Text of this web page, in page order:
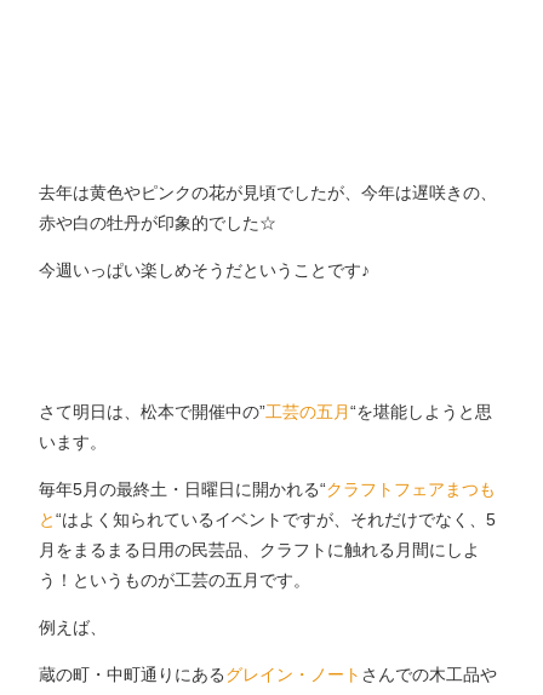
去年は黄色やピンクの花が見頃でしたが、今年は遅咲きの、
赤や白の牡丹が印象的でした☆
今週いっぱい楽しめそうだということです♪
さて明日は、松本で開催中の”工芸の五月“を堪能しようと思
います。
毎年5月の最終土・日曜日に開かれる“クラフトフェアまつも
と“はよく知られているイベントですが、それだけでなく、5
月をまるまる日用の民芸品、クラフトに触れる月間にしよ
う！というものが工芸の五月です。
例えば、
蔵の町・中町通りにあるグレイン・ノート さんでの木工品や